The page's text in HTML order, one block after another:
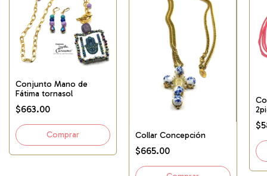
Conjunto Mano de
Fátima tornasol
$663.00
Collar Concepción
$665.00